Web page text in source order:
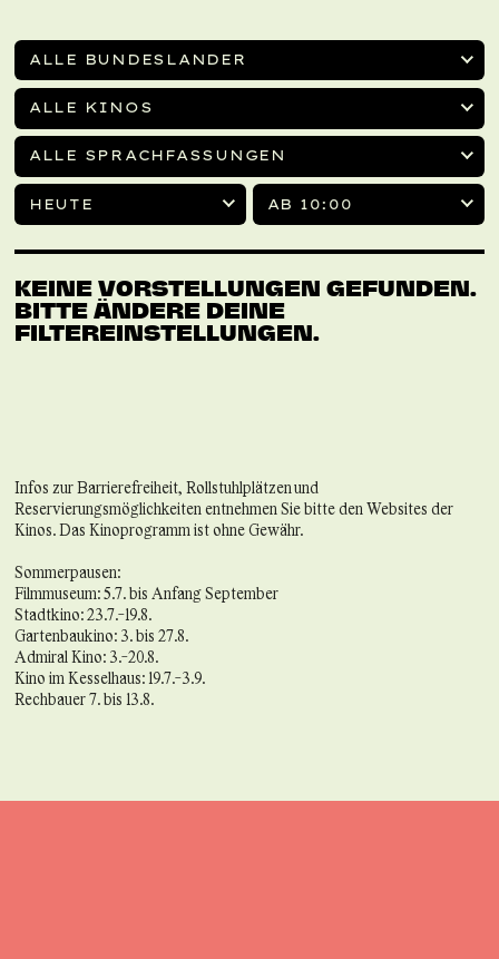
ALLE BUNDESLÄNDER
ALLE KINOS
ALLE SPRACHFASSUNGEN
HEUTE AB 10:00
KEINE VORSTELLUNGEN GEFUNDEN.
BITTE ÄNDERE DEINE
FILTEREINSTELLUNGEN.
Infos zur Barrierefreiheit, Rollstuhlplätzen und
Reservierungsmöglichkeiten entnehmen Sie bitte den Websites der
Kinos. Das Kinoprogramm ist ohne Gewähr.
Sommerpausen:
Filmmuseum: 5.7. bis Anfang September
Stadtkino: 23.7.-19.8.
Gartenbaukino: 3. bis 27.8.
Admiral Kino: 3.-20.8.
Kino im Kesselhaus: 19.7.-3.9.
Rechbauer 7. bis 13.8.